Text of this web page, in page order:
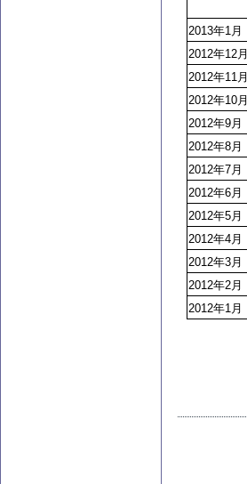
2013年1月
2012年12月
2012年11月
2012年10月
2012年9月
2012年8月
2012年7月
2012年6月
2012年5月
2012年4月
2012年3月
2012年2月
2012年1月